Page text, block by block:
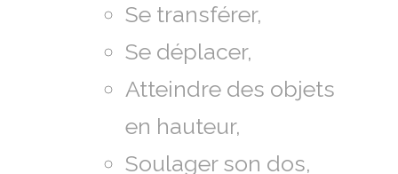
Se transférer,
Se déplacer,
Atteindre des objets
en hauteur,
Soulager son dos,